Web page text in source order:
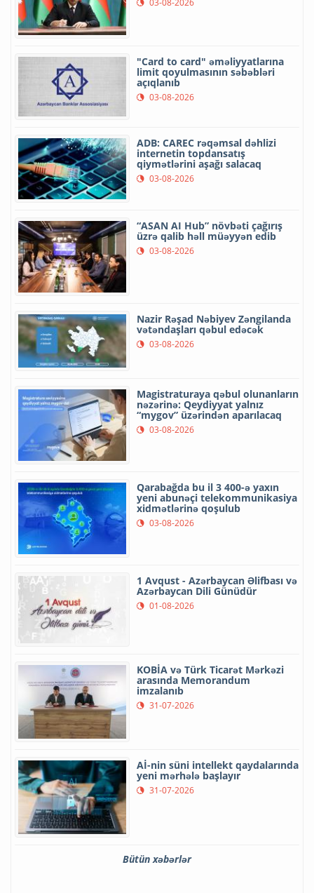
"Card to card" əməliyyatlarına
limit qoyulmasının səbəbləri
açıqlanıb
03-08-2026
ADB: CAREC rəqəmsal dəhlizi
internetin topdansatış
qiymətlərini aşağı salacaq
03-08-2026
“ASAN AI Hub” növbəti çağırış
üzrə qalib həll müəyyən edib
03-08-2026
Nazir Rəşad Nəbiyev Zəngilanda
vətəndaşları qəbul edəcək
03-08-2026
Magistraturaya qəbul olunanların
nəzərinə: Qeydiyyat yalnız
“mygov” üzərindən aparılacaq
03-08-2026
Qarabağda bu il 3 400-ə yaxın
yeni abunəçi telekommunikasiya
xidmətlərinə qoşulub
03-08-2026
1 Avqust - Azərbaycan Əlifbası və
Azərbaycan Dili Günüdür
01-08-2026
KOBİA və Türk Ticarət Mərkəzi
arasında Memorandum
imzalanıb
31-07-2026
Aİ-nin süni intellekt qaydalarında
yeni mərhələ başlayır
31-07-2026
Bütün xəbərlər